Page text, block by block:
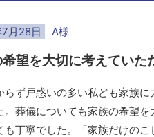
月28日 A様
望を大切に考えていた
らず戸惑いの多い私ども家族
。葬儀についても家族の希望
も丁寧でした。「家族だけの